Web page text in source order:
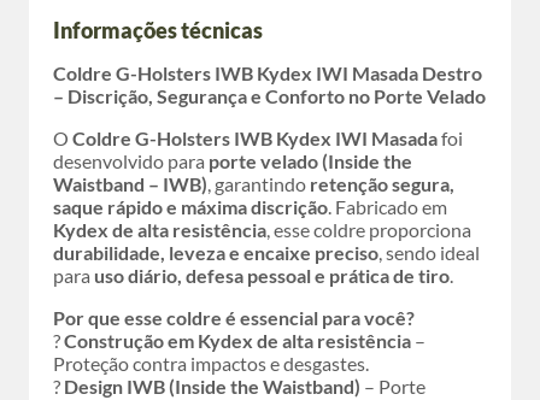
Informações técnicas
Coldre G-Holsters IWB Kydex IWI Masada Destro
– Discrição, Segurança e Conforto no Porte Velado
O Coldre G-Holsters IWB Kydex IWI Masadafoi
desenvolvido para porte velado (Inside the
Waistband – IWB), garantindo retenção segura,
saque rápido e máxima discrição. Fabricado em
Kydex de alta resistência, esse coldre proporciona
durabilidade, leveza e encaixe preciso, sendo ideal
para uso diário, defesa pessoal e prática de tiro.
Por que esse coldre é essencial para você?
?Construção em Kydex de alta resistência –
Proteção contra impactos e desgastes.
? Design IWB (Inside the Waistband) – Porte